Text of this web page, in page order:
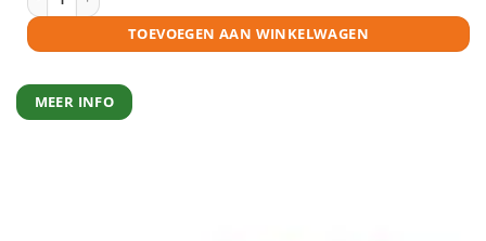
TOEVOEGEN AAN WINKELWAGEN
MEER INFO